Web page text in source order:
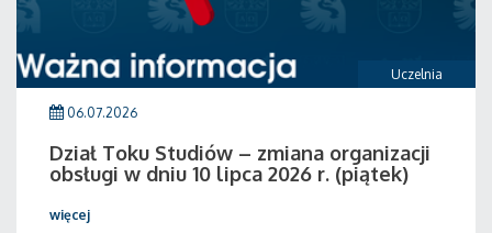
Uczelnia
06.07.2026
Dział Toku Studiów – zmiana organizacji
obsługi w dniu 10 lipca 2026 r. (piątek)
więcej